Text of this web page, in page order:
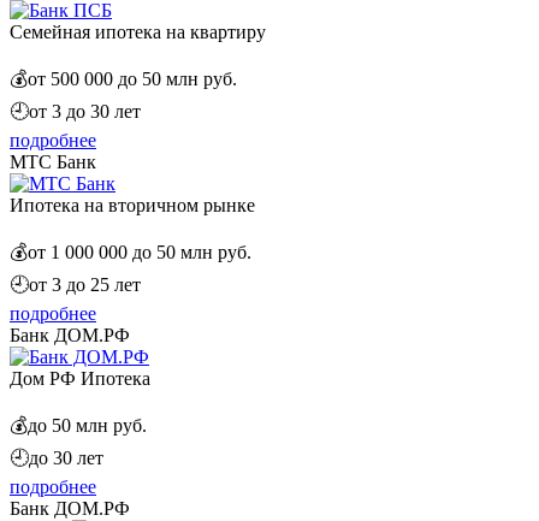
Семейная ипотека на квартиру
💰от 500 000 до 50 млн руб.
🕘от 3 до 30 лет
подробнее
МТС Банк
Ипотека на вторичном рынке
💰от 1 000 000 до 50 млн руб.
🕘от 3 до 25 лет
подробнее
Банк ДОМ.РФ
Дом РФ Ипотека
💰до 50 млн руб.
🕘до 30 лет
подробнее
Банк ДОМ.РФ